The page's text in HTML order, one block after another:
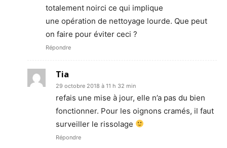
totalement noirci ce qui implique
une opération de nettoyage lourde. Que peut
on faire pour éviter ceci ?
Répondre
Tia
29 octobre 2018 à 11 h 32 min
refais une mise à jour, elle n’a pas du bien
fonctionner. Pour les oignons cramés, il faut
surveiller le rissolage
Répondre